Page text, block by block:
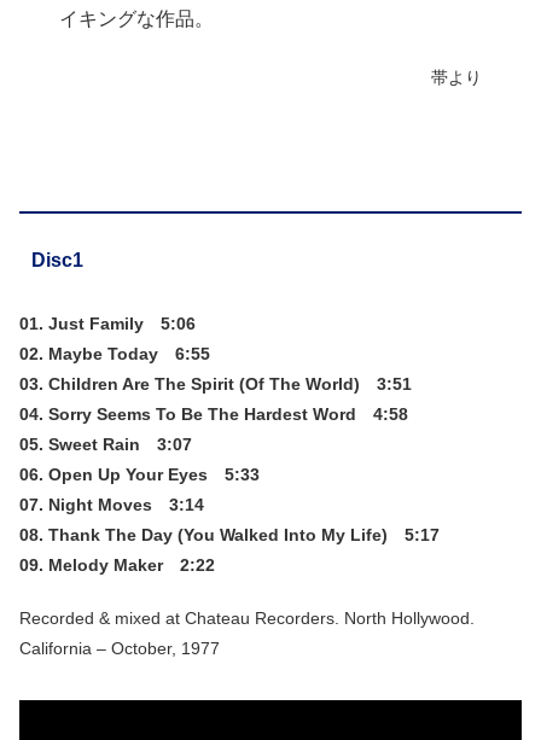
イキングな作品。
帯より
Disc1
01. Just Family 5:06
02. Maybe Today 6:55
03. Children Are The Spirit (Of The World) 3:51
04. Sorry Seems To Be The Hardest Word 4:58
05. Sweet Rain 3:07
06. Open Up Your Eyes 5:33
07. Night Moves 3:14
08. Thank The Day (You Walked Into My Life) 5:17
09. Melody Maker 2:22
Recorded & mixed at Chateau Recorders. North Hollywood.
California – October, 1977